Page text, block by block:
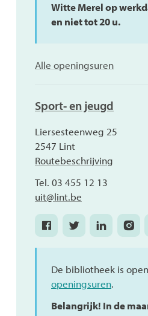
Witte Merel op
en niet tot 20 u.
Alle openingsurenUiT
/
Sport- en jeugd
Adres
Liersesteenweg 25
,2547 Lint
Routebeschrijving
Tel. 03 455 12 13
E-
mail
uit@lint.be
Facebook
Sport-
en
jeugd
Twitter
Sport-
jeugd
Linkedin
Sport-
jeugd
Sport-
jeugd
De bibliotheek is
openingsuren.
Belangrijk! In de